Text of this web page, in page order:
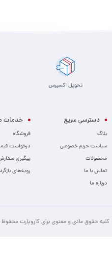
تحویل اکسپرس
دسترسی سریع
بلاگ
سیاست حریم خصوصی
محصولات
تماس با ما
درباره ما
خدمات
فروشگاه
درخواست
پیگیری
رویه‌های
کلیه حقوق مادی و معنوی برای کاروپارت